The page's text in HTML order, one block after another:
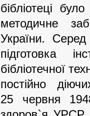
бібліотеці
методичне
України.
підготовка
бібліотечної
постійно
25 червня